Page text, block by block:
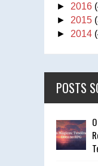
► 2016
► 2015
► 2014
POSTS